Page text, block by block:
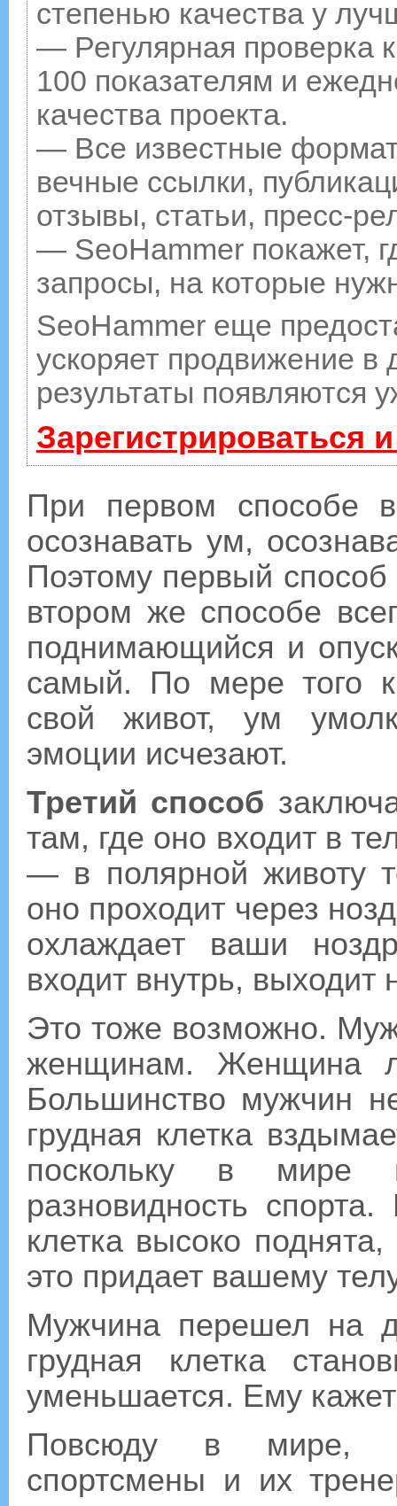
степенью качества у
— Регулярная проверка
100 показателям и
качества проекта.
— Все известные
вечные ссылки,
отзывы, статьи, пресс-
— SeoHammer покажет,
запросы, на которые
SeoHammer еще
ускоряет продвижение в
результаты появляются
Зарегистрироваться
При первом способе
осознавать ум,
Поэтому первый
втором же способе
поднимающийся и
самый. По мере того
свой живот, ум
эмоции исчезают.
Третий способ
там, где оно входит в
— в полярной животу
оно проходит через
охлаждает ваши
входит внутрь, выходит
Это тоже возможно.
женщинам. Женщина
Большинство мужчин
грудная клетка
поскольку в мире
разновидность
клетка высоко
это придает вашему
Мужчина перешел на
грудная клетка
уменьшается. Ему
Повсюду в мире,
спортсмены и их